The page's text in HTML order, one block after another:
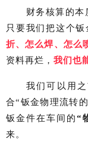
财务核算的本
只要我们把这个
折、怎么焊、怎么
资料再烂， 我们也
我们可以用
合“钣金物理流转的
钣金件在车间的“
来。